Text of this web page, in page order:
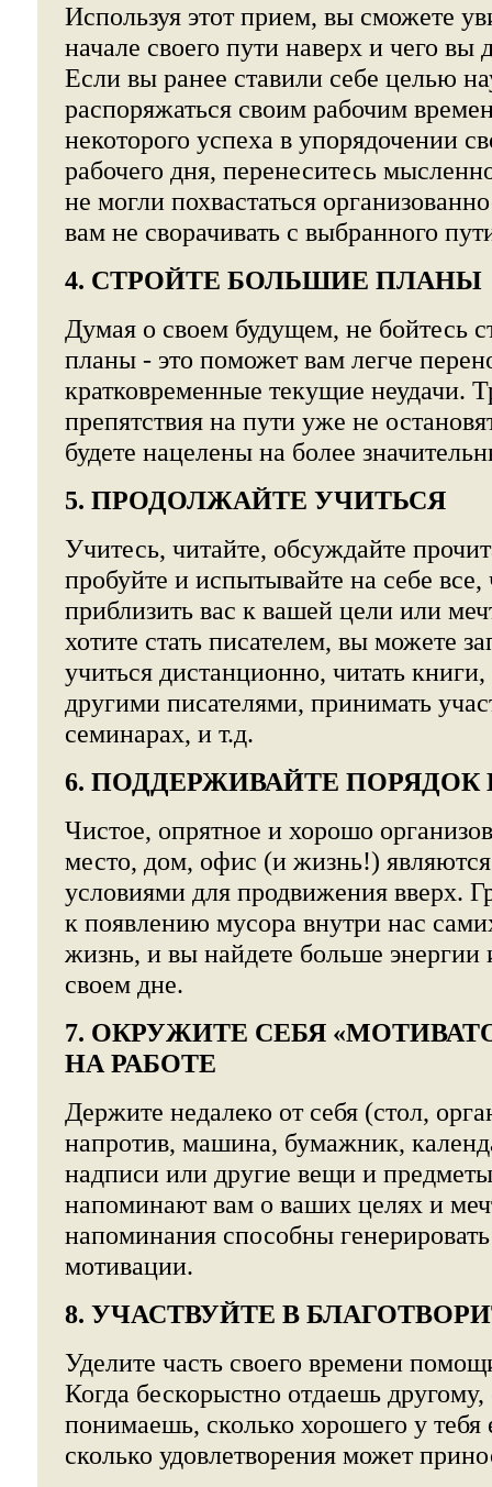
Используя этот прием, вы сможете
начале своего пути наверх и чего вы
Если вы ранее ставили себе целью
распоряжаться своим рабочим
некоторого успеха в упорядочении
рабочего дня, перенеситесь
не могли похвастаться
вам не сворачивать с выбранного
4. СТРОЙТЕ БОЛЬШИЕ ПЛАНЫ
Думая о своем будущем, не бойтесь
планы - это поможет вам легче
кратковременные текущие неудачи.
препятствия на пути уже не
будете нацелены на более
5. ПРОДОЛЖАЙТЕ УЧИТЬСЯ
Учитесь, читайте, обсуждайте
пробуйте и испытывайте на себе
приблизить вас к вашей цели или
хотите стать писателем, вы можете
учиться дистанционно, читать
другими писателями, принимать
семинарах, и т.д.
6. ПОДДЕРЖИВАЙТЕ ПОРЯДОК
Чистое, опрятное и хорошо
место, дом, офис (и жизнь!)
условиями для продвижения вверх.
к появлению мусора внутри нас
жизнь, и вы найдете больше энергии
своем дне.
7. ОКРУЖИТЕ СЕБЯ
НА РАБОТЕ
Держите недалеко от себя (стол,
напротив, машина, бумажник,
надписи или другие вещи и
напоминают вам о ваших целях и
напоминания способны
мотивации.
8. УЧАСТВУЙТЕ В
Уделите часть своего времени
Когда бескорыстно отдаешь
понимаешь, сколько хорошего у тебя
сколько удовлетворения может